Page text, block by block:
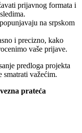
prijavnog formata i
na srpskom
i precizno, kako
vaše prijave.
predloga projekta
smatrati važećim.
prateća